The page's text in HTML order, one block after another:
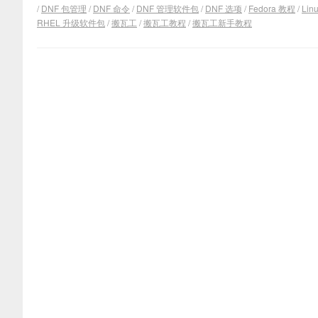
/ DNF 包管理 / DNF 命令 / DNF 管理软件包/ DNF 选项 / Fedora 教程 /
RHEL 升级软件包/搬瓦工 /搬瓦工教程 /搬瓦工新手教程